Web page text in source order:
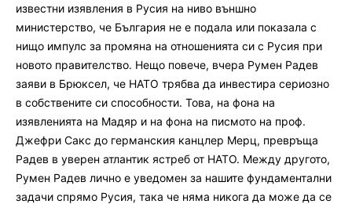
известни изявления в Русия на ниво външно
министерство, че България не е подала или показала с
нищо импулс за промяна на отношенията си с Русия при
новото правителство. Нещо повече, вчера Румен Радев
заяви в Брюксел, че НАТО трябва да инвестира сериозно
в собствените си способности. Това, на фона на
изявленията на Мадяр и на фона на писмото на проф.
Джефри Сакс до германския канцлер Мерц, превръща
Радев в уверен атлантик ястреб от НАТО. Между другото,
Румен Радев лично е уведомен за нашите фундаментални
задачи спрямо Русия, така че няма никога да може да се